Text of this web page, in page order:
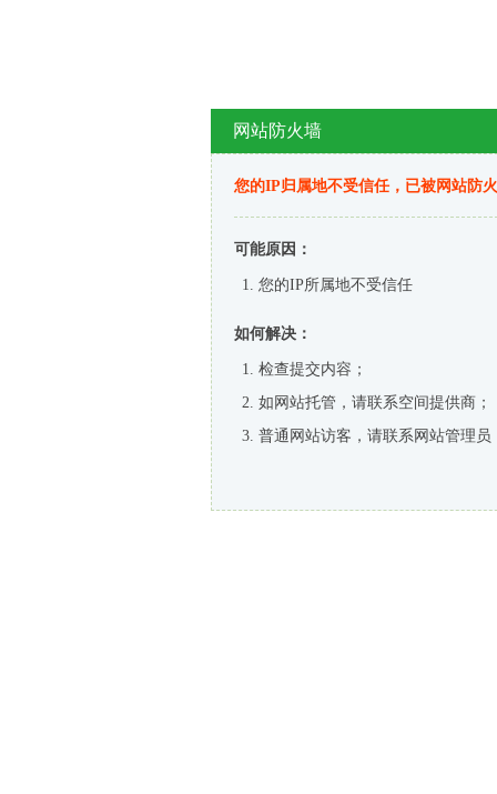
网站防火墙
您的IP归属地不受信任，已被网站防
可能原因：
您的IP所属地不受信任
如何解决：
检查提交内容；
如网站托管，请联系空间提供商；
普通网站访客，请联系网站管理员